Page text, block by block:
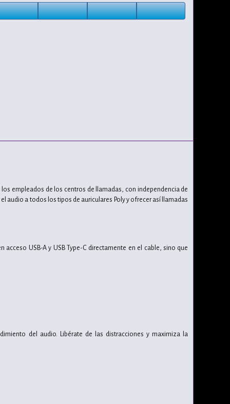
empleados de los centros de llamadas, con independencia de
audio a todos los tipos de auriculares Poly y ofrecer así llamadas
USB-A y USB Type-C directamente en el cable, sino que
del audio. Libérate de las distracciones y maximiza la